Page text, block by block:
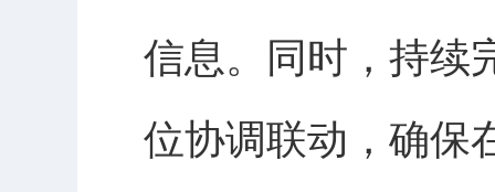
信息。同时，持续
位协调联动，确保